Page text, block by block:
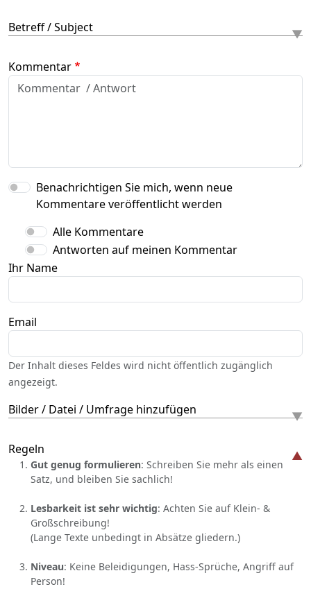
Betreff / Subject
Kommentar
Benachrichtigen Sie mich, wenn neue
Kommentare veröffentlicht werden
Alle Kommentare
Antworten auf meinen Kommentar
Ihr Name
Email
Der Inhalt dieses Feldes wird nicht öffentlich zugänglich
angezeigt.
Bilder / Datei / Umfrage hinzufügen
Regeln
Gut genug formulieren: Schreiben Sie mehr als einen
Satz, und bleiben Sie sachlich!
Lesbarkeit ist sehr wichtig: Achten Sie auf Klein- &
Großschreibung!
(Lange Texte unbedingt in Absätze gliedern.)
Niveau: Keine Beleidigungen, Hass-Sprüche, Angriff auf
Person!